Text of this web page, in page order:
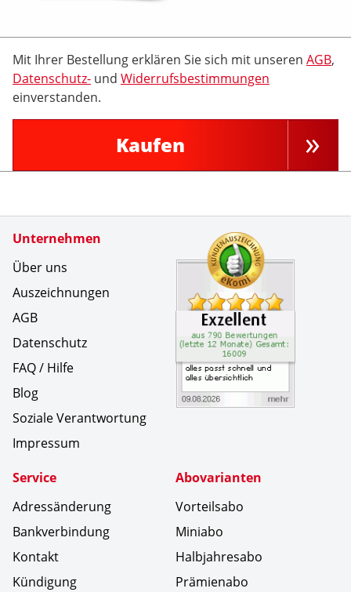
Mit Ihrer Bestellung erklären Sie sich mit unseren AGB,
Datenschutz- und Widerrufsbestimmungen
einverstanden.
Kaufen
Unternehmen
Über uns
Auszeichnungen
AGB
Datenschutz
FAQ / Hilfe
Blog
Soziale Verantwortung
Impressum
Service
Adressänderung
Bankverbindung
Kontakt
Kündigung
Abovarianten
Vorteilsabo
Miniabo
Halbjahresabo
Prämienabo
Zertifikate